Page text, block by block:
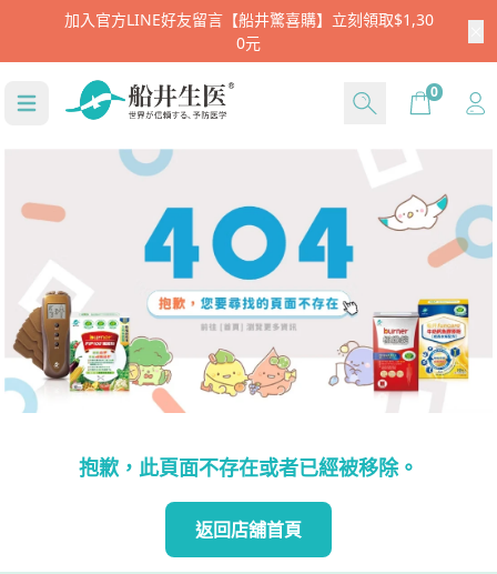
加入官方LINE好友留言【船井驚喜購】立刻領取$1,30
0元
Cart0
抱歉，此頁面不存在或者已經被移除。
返回店舖首頁